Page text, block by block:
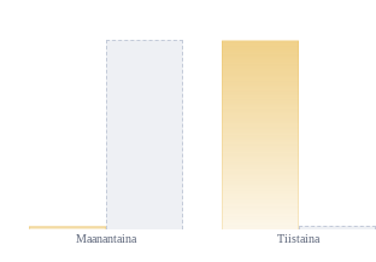
Maanantaina Tiistaina